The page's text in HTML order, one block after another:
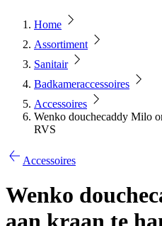
Home
Assortiment
Sanitair
Badkameraccessoires
Accessoires
Wenko douchecaddy Milo
RVS
Accessoires
Wenko